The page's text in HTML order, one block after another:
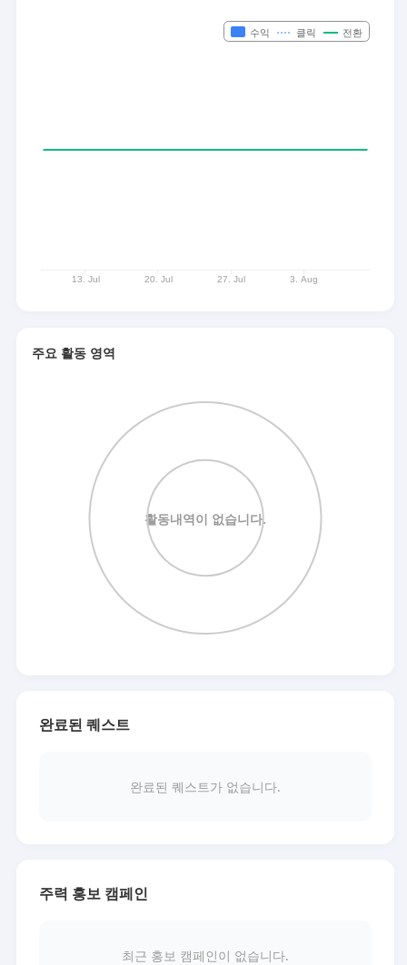
주요 활동 영역
완료된 퀘스트
완료된 퀘스트가 없습니다.
주력 홍보 캠페인
최근 홍보 캠페인이 없습니다.